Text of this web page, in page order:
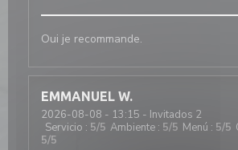
Oui je recommande.
EMMANUEL W
2026-08-08 - 13:15 - Invitados 2
Servicio : 5/5 Ambiente : 5/5 Menú : 5/5
5/5